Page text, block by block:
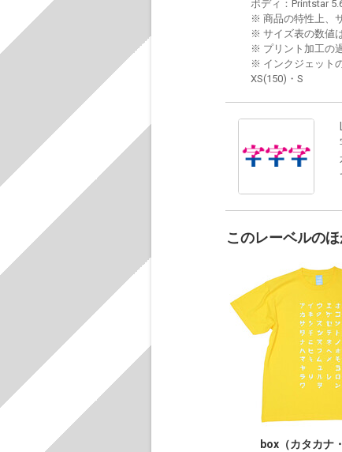
ボディ：Printstar
※ 商品の特性上、
※ サイズ表の数値
※ プリント加工の
※ インクジェット
XS(150)・S
このレーベルの
box（カタカナ